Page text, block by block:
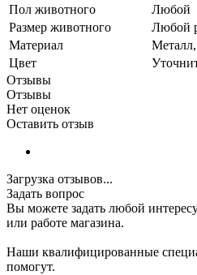
Пол животного
Любой
Размер животного
Любой
Материал
Цвет
Отзывы
Отзывы
Нет оценок
Оставить отзыв
Загрузка отзывов...
Задать вопрос
Вы можете задать любой
или работе магазина.
Наши квалифицированные
помогут.